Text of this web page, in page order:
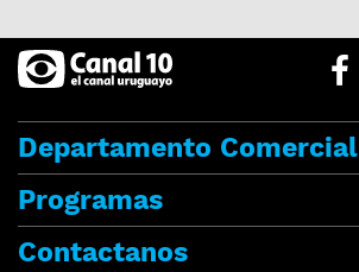
Departamento Comercial
Programas
Contactanos